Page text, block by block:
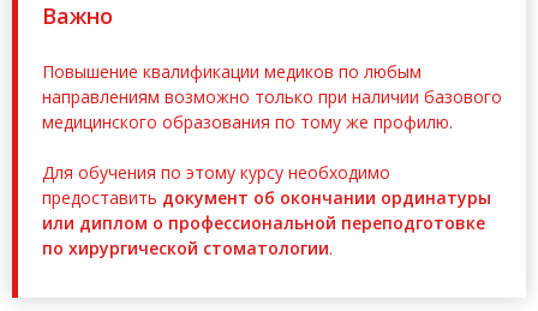
Важно
Повышение квалификации медиков по любым
направлениям возможно только при наличии базового
медицинского образования по тому же профилю.
Для обучения по этому курсу необходимо
предоставить документ об окончании ординатуры
или диплом о профессиональной переподготовке
по хирургической стоматологии.